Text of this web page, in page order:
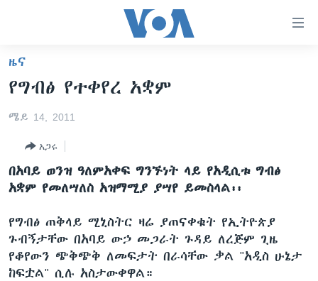
ማገናኛዎች
ዋናው
ይዘት
ይዘት
እለፍ
ዋናው
ይዘት
እለፍ
አፍሪካ
ዓለምአቀፍ
አሜሪካ
ጋቢና ቪኦኤ
ከምሽቱ ሦስት ሰዓት የአማርኛ ዜና
ቪዲዮ
ክምችት
Learning English
ዜና
የግብፅ የተቀየረ አቋም
ሜይ 14, 2011
አጋሩ
በአባይ ወንዝ ዓለምአቀፍ ግንኙነት ላይ የአዲሲቱ ግብፅ
አቋም የመለሣለስ አዝማሚያ ያሣየ ይመስላል፡፡
የግብፅ ጠቅላይ ሚኒስትር ዛሬ ያጠናቀቁት የኢትዮጵያ
ጉብኝታቸው በአባይ ውኃ መጋራት ጉዳይ ለረጅም ጊዜ
የቆየውን ጭቅጭቅ ለመፍታት በራሳቸው ቃል "አዲስ ሁኔታ
ከፍቷል" ሲሉ አስታውቀዋል።